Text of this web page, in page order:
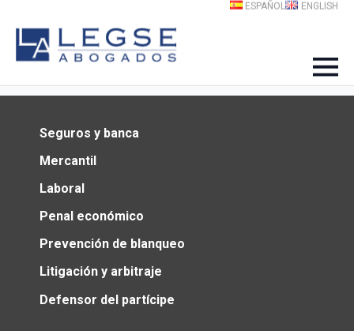
ESPAÑOL ENGLISH
Seguros y banca
Mercantil
Laboral
Penal económico
Prevención de blanqueo
Litigación y arbitraje
Defensor del partícipe